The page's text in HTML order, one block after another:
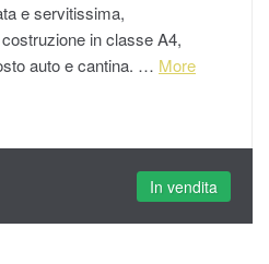
e servitissima,
in classe A4,
auto e cantina. … More
In vendita